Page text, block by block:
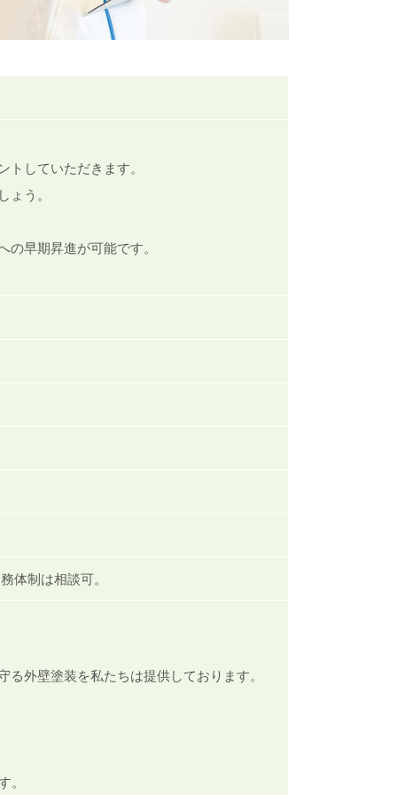
していただきます。
ょう。
早期昇進が可能です。
体制は相談可。
外壁塗装を私たちは提供しております。
。